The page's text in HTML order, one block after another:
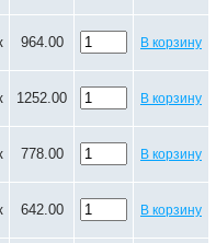
964.00 В корзину
1252.00 В корзину
778.00 В корзину
642.00 В корзину